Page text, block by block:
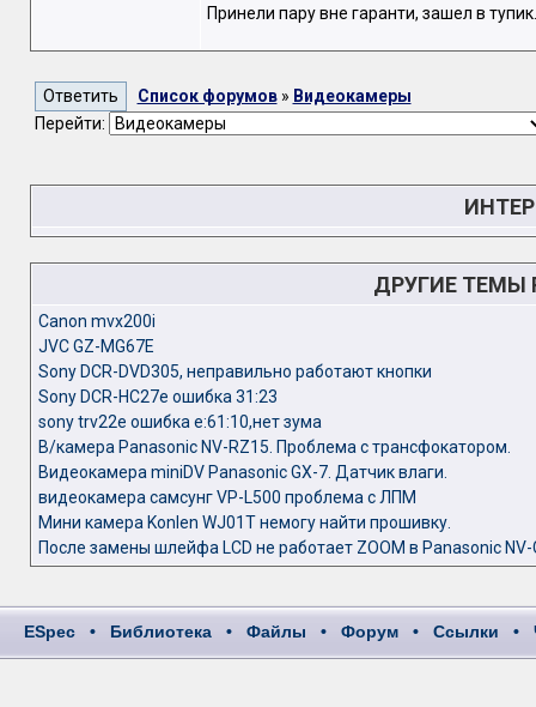
Принели пару вне гаранти, зашел в
Список форумов» Видеокамеры
Перейти:
ДРУГИЕ ТЕМЫ
Canon mvx200i
JVC GZ-MG67E
Sony DCR-DVD305, неправильно работают кнопки
Sony DCR-HC27e ошибка 31:23
sony trv22e ошибка е:61:10,нет зума
В/камера Panasonic NV-RZ15. Проблема с трансфокатором.
Видеокамера miniDV Panasonic GX-7. Датчик влаги.
видеокамера самсунг VP-L500 проблема с ЛПМ
Мини камера Konlen WJ01T немогу найти прошивку.
После замены шлейфа LCD не работает ZOOM в Panasonic NV-
ESpec • Библиотека • Файлы • Форум • Ссылки •